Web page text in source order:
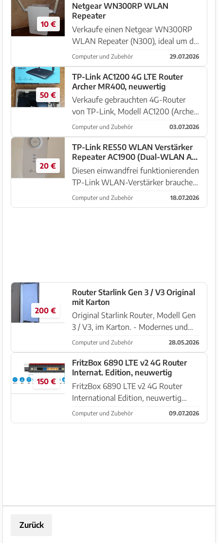
10 €
Netgear WN300RP WLAN
Repeater
Verkaufe einen Netgear WN300RP
WLAN Repeater (N300), ideal um die
Reichweite deines bestehenden
WLAN-Netzwerks zu erweitern und
Funklöcher zu beseitigen. Der
kompakte Steckdosen-Repeater lässt
sich...
Computer und Zubehör 29.07.2026
50 €
TP-Link AC1200 4G LTE Router
Archer MR400, neuwertig
Verkaufe gebrauchten 4G-Router
von TP-Link, Modell AC1200 (Archer
MR400). Ideal für schnelles Internet
zu Hause oder unterwegs. Einfache
Installation dank SIM-Karten-Slot.
Bietet Dual-Band WLAN für op...
Computer und Zubehör 03.07.2026
20 €
TP-Link RE550 WLAN Verstärker
Repeater AC1900 (Dual-WLAN AC
+ N, 1300MBit/s 5GHz)
Diesen einwandfrei funktionierenden
TP-Link WLAN-Verstärker brauchen
wir nicht mehr in unserem
Heimnetzwerk. Er kann in Sa Torre
Computer und Zubehör 18.07.2026
200 €
Router Starlink Gen 3 / V3 Original
mit Karton
Original Starlink Router, Modell Gen
3 / V3, im Karton. - Modernes und
kompaktes Design. - Weißes Finish.
Computer und Zubehör 28.05.2026
150 €
FritzBox 6890 LTE v2 4G Router
Internat. Edition, neuwertig
FritzBox 6890 LTE v2 4G Router
International Edition, neuwertig
KEIN simlock, SIMkarte einlegen und
loslegen. Gerät ist in einwandfreiem,
Computer und Zubehör 09.07.2026
Zurück